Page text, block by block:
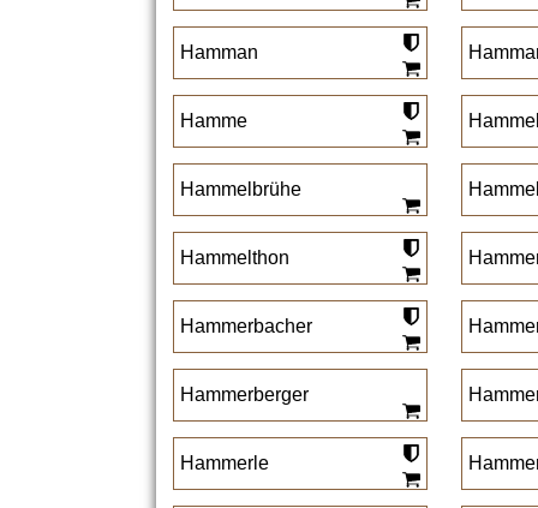
Hamman
Hamme
Hammelbrühe
Hammelthon
Hammerbacher
Hammerberger
Hammerle